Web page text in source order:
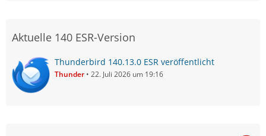
Aktuelle 140 ESR-Version
Thunderbird 140.13.0 ESR veröffentlicht
Thunder 22. Juli 2026 um 19:16